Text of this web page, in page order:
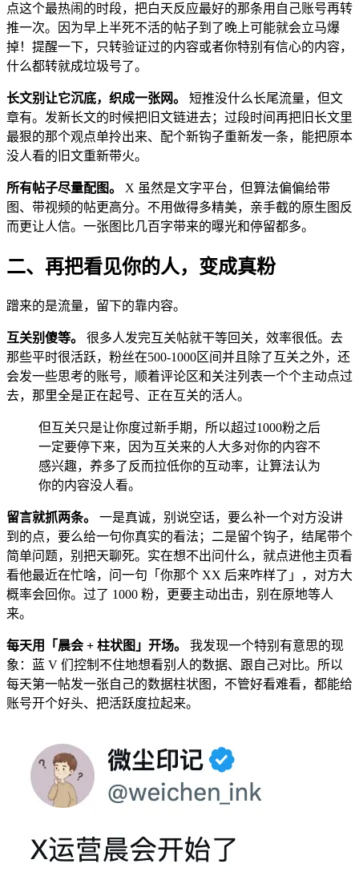
点这个最热闹的时段，把白天反应最好的那条用自己账号再转
推一次。因为早上半死不活的帖子到了晚上可能就会立马爆
掉！提醒一下，只转验证过的内容或者你特别有信心的内容，
什么都转就成垃圾号了。
长文别让它沉底，织成一张网。
短推没什么长尾流量，但文
章有。发新长文的时候把旧文链进去；过段时间再把旧长文里
最狠的那个观点单拎出来、配个新钩子重新发一条，能把原本
没人看的旧文重新带火。
所有帖子尽量配图。
X 虽然是文字平台，但算法偏偏给带
图、带视频的帖更高分。不用做得多精美，亲手截的原生图反
而更让人信。一张图比几百字带来的曝光和停留都多。
二、再把看见你的人，变成真粉
蹭来的是流量，留下的靠内容。
互关别傻等。
很多人发完互关帖就干等回关，效率很低。去
那些平时很活跃，粉丝在500-1000区间并且除了互关之外，还
会发一些思考的账号，顺着评论区和关注列表一个个主动点过
去，那里全是正在起号、正在互关的活人。
但互关只是让你度过新手期，所以超过1000粉之后
一定要停下来，因为互关来的人大多对你的内容不
感兴趣，养多了反而拉低你的互动率，让算法认为
你的内容没人看。
留言就抓两条。
一是真诚，别说空话，要么补一个对方没讲
到的点，要么给一句你真实的看法；二是留个钩子，结尾带个
简单问题，别把天聊死。实在想不出问什么，就点进他主页看
看他最近在忙啥，问一句「你那个 XX 后来咋样了」，对方大
概率会回你。过了 1000 粉，更要主动出击，别在原地等人
来。
每天用「晨会 + 柱状图」开场。
我发现一个特别有意思的现
象：蓝 V 们控制不住地想看别人的数据、跟自己对比。所以
每天第一帖发一张自己的数据柱状图，不管好看难看，都能给
账号开个好头、把活跃度拉起来。